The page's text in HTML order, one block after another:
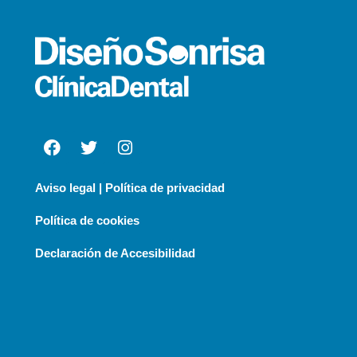
Aviso legal | Política de privacidad
Política de cookies
Declaración de Accesibilidad